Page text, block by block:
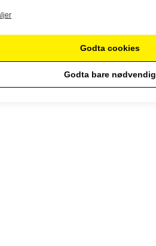
Godta cookies
Godta bare nødvendig